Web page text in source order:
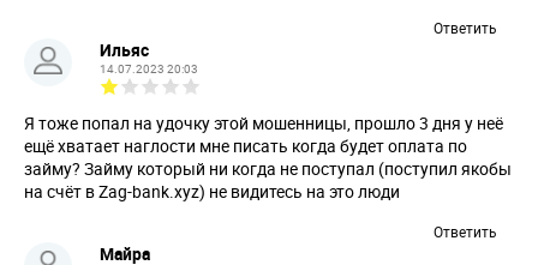
Ответить
Ильяс
14.07.2023 20:03
Я тоже попал на удочку этой мошенницы, прошло 3 дня у неё
ещё хватает наглости мне писать когда будет оплата по
займу? Займу который ни когда не поступал (поступил якобы
на счёт в Zag-bank.xyz) не видитесь на это люди
Ответить
Майра